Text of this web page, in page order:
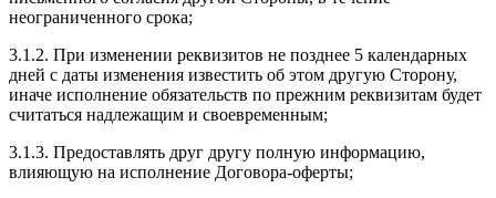
неограниченного срока;
3.1.2. При изменении реквизитов не позднее 5 календарных
дней с даты изменения известить об этом другую Сторону,
иначе исполнение обязательств по прежним реквизитам будет
считаться надлежащим и своевременным;
3.1.3. Предоставлять друг другу полную информацию,
влияющую на исполнение Договора-оферты;